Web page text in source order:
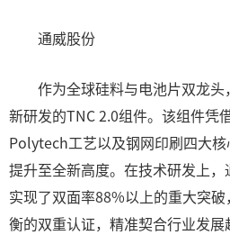
通威股份
作为全球硅料与电池片双龙头
新研发的TNC 2.0组件。该组件凭
Polytech工艺以及钢网印刷四大
提升至全新高度。在技术研发上
实现了双面率88%以上的重大突
衡的双重认证，精准契合行业发